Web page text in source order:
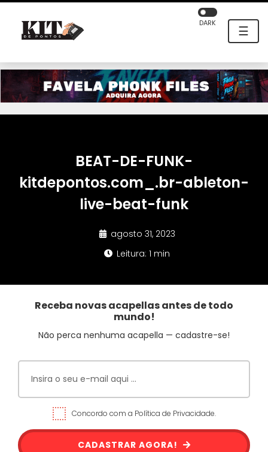
☰
DARK
BEAT-DE-FUNK-
kitdepontos.com_.br-ableton-
live-beat-funk
agosto 31, 2023
Leitura: 1 min
Receba novas acapellas antes de todo
mundo!
Não perca nenhuma acapella — cadastre-se!
Concordo com a Política de Privacidade.
CADASTRAR AGORA!